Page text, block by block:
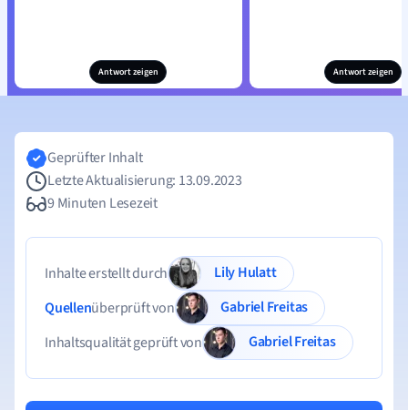
Antwort zeigen Antwort zeigen
Geprüfter Inhalt
Letzte Aktualisierung: 13.09.2023
9 Minuten Lesezeit
Inhalte erstellt durch
Lily Hulatt
Quellenüberprüft von
Gabriel Freitas
Inhaltsqualität geprüft von
Gabriel Freitas